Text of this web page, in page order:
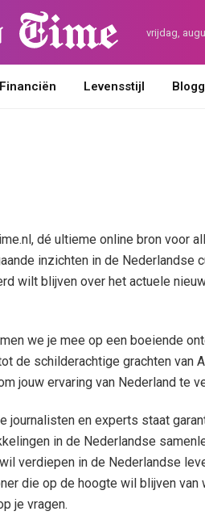
vrijdag,
Financiën Levensstijl
dé ultieme online bron voor
inzichten in de Nederlandse
wilt blijven over het actuele
we je mee op een boeiende
de schilderachtige grachten van
jouw ervaring van Nederland te
journalisten en experts staat
in de Nederlandse
verdiepen in de Nederlandse
die op de hoogte wil blijven
je vragen.